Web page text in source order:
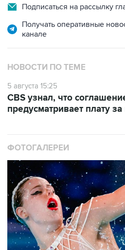
Подписаться на рассылку
Получать оперативные
канале
НОВОСТИ ПО ТЕМЕ
5 августа 15:25
CBS узнал, что
предусматривает плату
ФОТОГАЛЕРЕИ